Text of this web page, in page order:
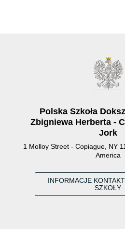
Polska Szkoła
Zbigniewa Herberta -
Jork
1 Molloy Street - Copiague, NY
America
INFORMACJE
SZKOŁY